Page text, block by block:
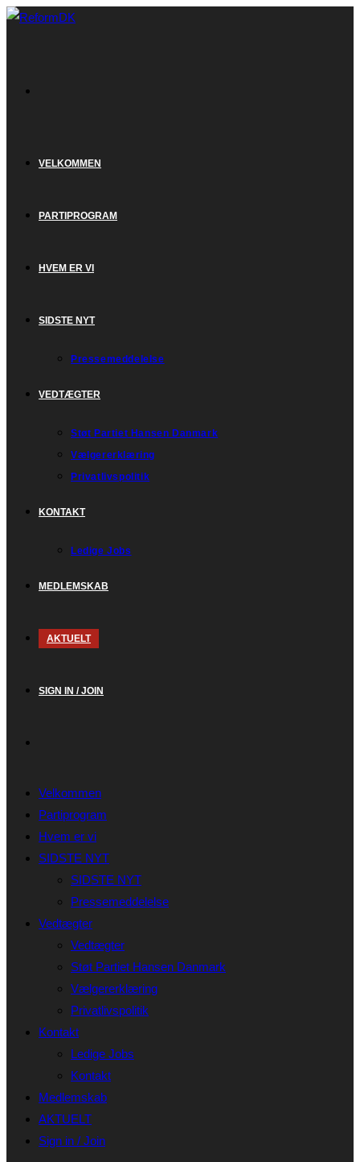
Skip
VELKOMMEN
PARTIPROGRAM
HVEM ER VI
SIDSTE NYT
Pressemeddelelse
VEDTÆGTER
Støt Partiet Hansen Danmark
Vælgererklæring
Privatlivspolitik
KONTAKT
Ledige Jobs
MEDLEMSKAB
AKTUELT
SIGN IN / JOIN
Velkommen
Partiprogram
Hvem er vi
SIDSTE NYT
SIDSTE NYT
Pressemeddelelse
Vedtægter
Vedtægter
Støt Partiet Hansen Danmark
Vælgererklæring
Privatlivspolitik
Kontakt
Ledige Jobs
Kontakt
Medlemskab
AKTUELT
Sign in / Join